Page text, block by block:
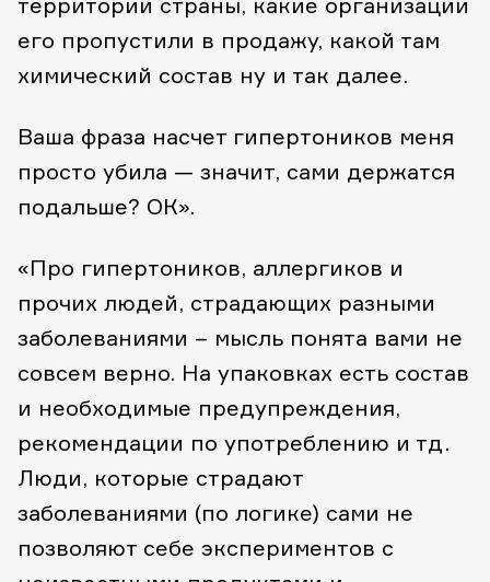
его пропустили в продажу, какой там
химический состав ну и так далее.
Ваша фраза насчет гипертоников меня
просто убила — значит, сами держатся
подальше? ОК».
«Про гипертоников, аллергиков и
прочих людей, страдающих разными
заболеваниями – мысль понята вами не
совсем верно. На упаковках есть состав
и необходимые предупреждения,
рекомендации по употреблению и тд.
Люди, которые страдают
заболеваниями (по логике) сами не
позволяют себе экспериментов с